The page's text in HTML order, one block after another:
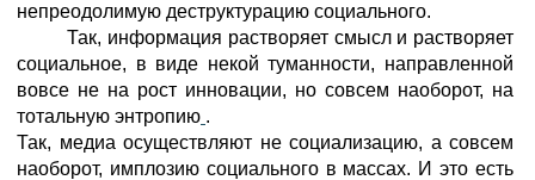
непреодолимую деструктурацию социального.
Так, информация растворяет смысл и растворяет
социальное, в виде некой туманности, направленной
вовсе не на рост инновации, но совсем наоборот, на
тотальную энтропию .
Так, медиа осуществляют не социализацию, а совсем
наоборот, имплозию социального в массах. И это есть